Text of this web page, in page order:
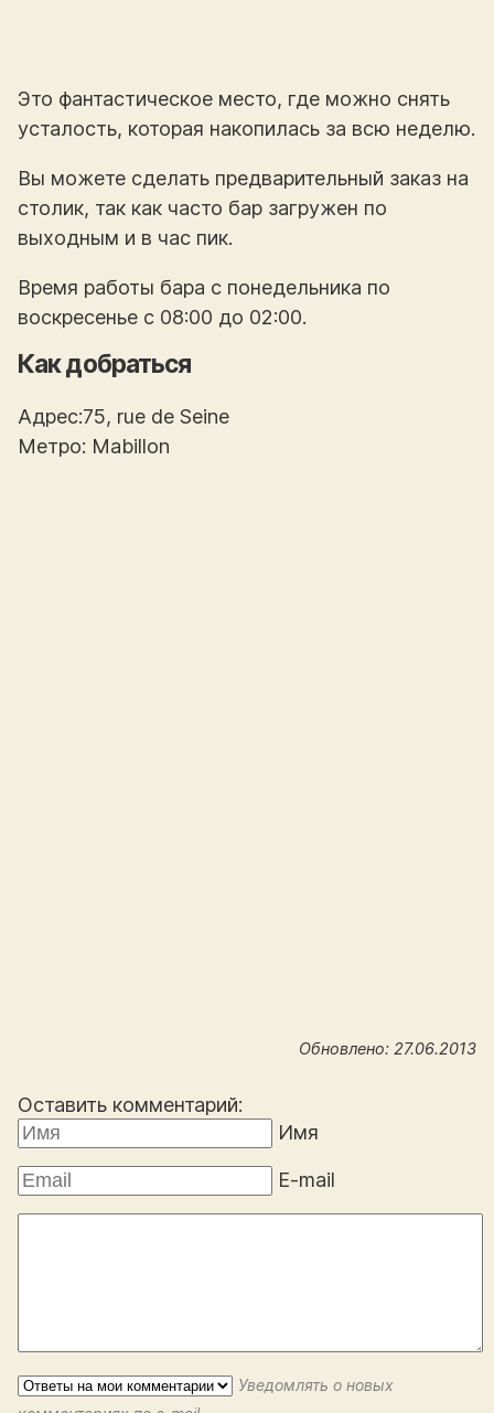
Это фантастическое место, где можно снять
усталость, которая накопилась за всю неделю.
Вы можете сделать предварительный заказ на
столик, так как часто бар загружен по
выходным и в час пик.
Время работы бара с понедельника по
воскресенье с 08:00 до 02:00.
Как добраться
Адрес:75, rue de Seine
Метро: Mabillon
Обновлено: 27.06.2013
Оставить комментарий:
Имя
E-mail
Уведомлять о новых